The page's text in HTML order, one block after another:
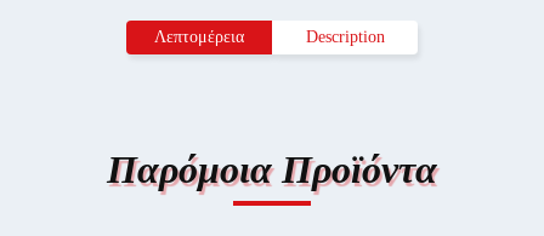
Λεπτομέρεια Description
Παρόμοια Προϊόντα